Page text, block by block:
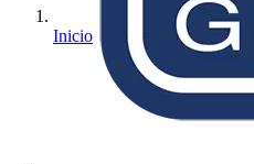
Inicio